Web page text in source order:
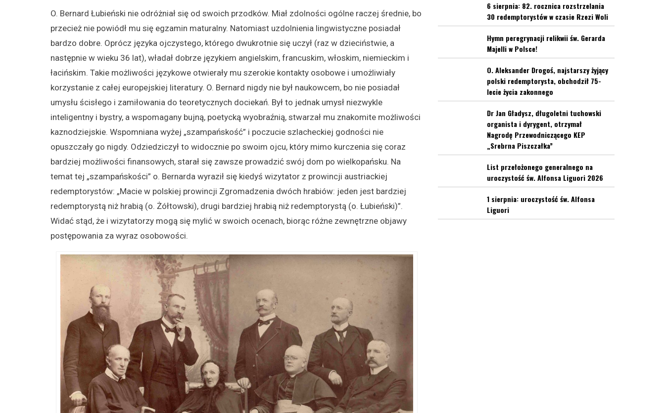
O. Bernard Łubieński nie odróżniał się od swoich przodków. Miał zdolności ogólne raczej średnie, bo
przecież nie powiódł mu się egzamin maturalny. Natomiast uzdolnienia lingwistyczne posiadał
bardzo dobre. Oprócz języka ojczystego, którego dwukrotnie się uczył (raz w dzieciństwie, a
następnie w wieku 36 lat), władał dobrze językiem angielskim, francuskim, włoskim, niemieckim i
łacińskim. Takie możliwości językowe otwierały mu szerokie kontakty osobowe i umożliwiały
korzystanie z całej europejskiej literatury. O. Bernard nigdy nie był naukowcem, bo nie posiadał
umysłu ścisłego i zamiłowania do teoretycznych dociekań. Był to jednak umysł niezwykle
inteligentny i bystry, a wspomagany bujną, poetycką wyobraźnią, stwarzał mu znakomite możliwości
kaznodziejskie. Wspomniana wyżej „szampańskość” i poczucie szlacheckiej godności nie
opuszczały go nigdy. Odziedziczył to widocznie po swoim ojcu, który mimo kurczenia się coraz
bardziej możliwości finansowych, starał się zawsze prowadzić swój dom po wielkopańsku. Na
temat tej „szampańskości” o. Bernarda wyraził się kiedyś wizytator z prowincji austriackiej
redemptorystów: „Macie w polskiej prowincji Zgromadzenia dwóch hrabiów: jeden jest bardziej
redemptorystą niż hrabią (o. Żółtowski), drugi bardziej hrabią niż redemptorystą (o. Łubieński)”.
Widać stąd, że i wizytatorzy mogą się mylić w swoich ocenach, biorąc różne zewnętrzne objawy
postępowania za wyraz osobowości.
6 sierpnia: 82. rocznica rozstrzelania
30 redemptorystów w czasie Rzezi Woli
Hymn peregrynacji relikwii św. Gerarda
Majelli w Polsce!
O. Aleksander Drogoś, najstarszy żyjący
polski redemptorysta, obchodził 75-
lecie życia zakonnego
Dr Jan Gładysz, długoletni tuchowski
organista i dyrygent, otrzymał
Nagrodę Przewodniczącego KEP
„Srebrna Piszczałka”
List przełożonego generalnego na
uroczystość św. Alfonsa Liguori 2026
1 sierpnia: uroczystość św. Alfonsa
Liguori